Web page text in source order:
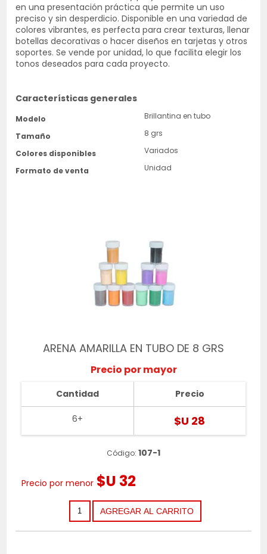
en una presentación práctica que permite un uso
preciso y sin desperdicio. Disponible en una variedad de
colores vibrantes, es perfecta para crear texturas, llenar
botellas decorativas o hacer diseños en tarjetas y otros
soportes. Se vende por unidad, lo que facilita elegir los
tonos deseados para cada proyecto.
Características generales
Modelo
Brillantina en tubo
Tamaño
8 grs
Colores disponibles
Variados
Formato de venta
Unidad
ARENA AMARILLA EN TUBO DE 8 GRS
Precio por mayor
Cantidad
6+
Precio
$U 28
Código: 107-1
Precio por menor $U 32